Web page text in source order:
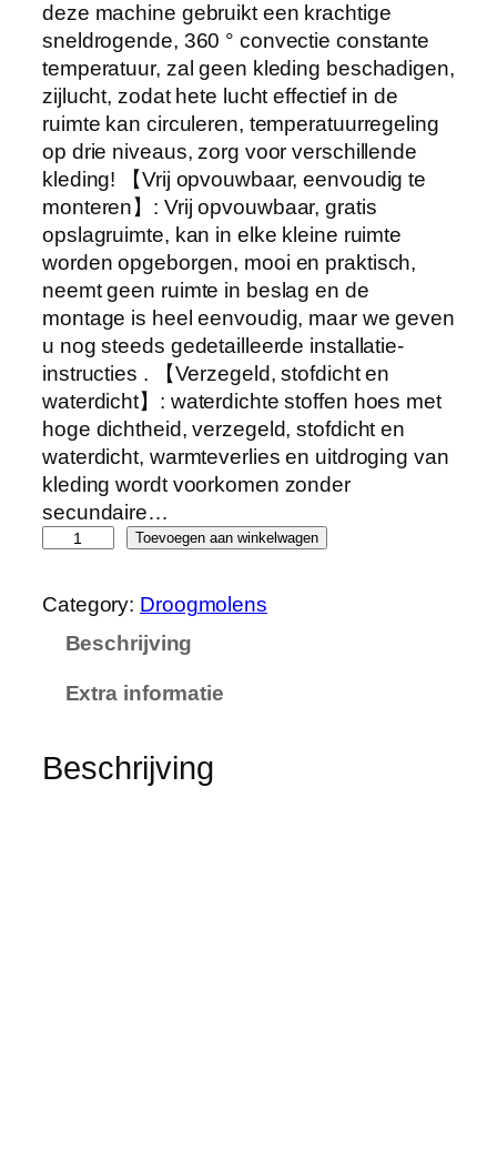
deze machine gebruikt een krachtige
sneldrogende, 360 ° convectie constante
temperatuur, zal geen kleding beschadigen,
zijlucht, zodat hete lucht effectief in de
ruimte kan circuleren, temperatuurregeling
op drie niveaus, zorg voor verschillende
kleding! 【Vrij opvouwbaar, eenvoudig te
monteren】: Vrij opvouwbaar, gratis
opslagruimte, kan in elke kleine ruimte
worden opgeborgen, mooi en praktisch,
neemt geen ruimte in beslag en de
montage is heel eenvoudig, maar we geven
u nog steeds gedetailleerde installatie-
instructies . 【Verzegeld, stofdicht en
waterdicht】: waterdichte stoffen hoes met
hoge dichtheid, verzegeld, stofdicht en
waterdicht, warmteverlies en uitdroging van
kleding wordt voorkomen zonder
secundaire…
i
n
Toevoegen aan winkelwagen
Category: Droogmolens
Beschrijving
Extra informatie
Beschrijving